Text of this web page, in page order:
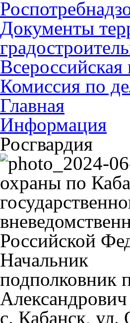
Документы
Всероссийская
Комиссия по
Главная
Информация
Росгвардия
охраны по
Российской
Начальник
подполковник
Александрович
с. Кабанск, ул.